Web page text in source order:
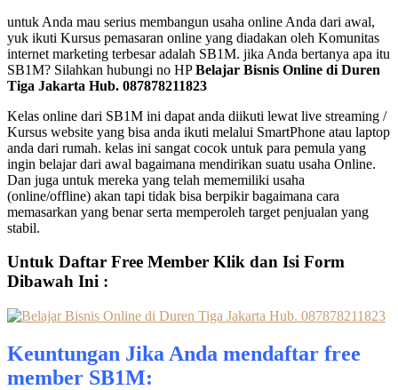
untuk Anda mau serius membangun usaha online Anda dari awal,
yuk ikuti Kursus pemasaran online yang diadakan oleh Komunitas
internet marketing terbesar adalah SB1M. jika Anda bertanya apa itu
SB1M? Silahkan hubungi no HPBelajar Bisnis Online di Duren
Tiga Jakarta Hub. 087878211823
Kelas online dari SB1M ini dapat anda diikuti lewat live streaming /
Kursus website yang bisa anda ikuti melalui SmartPhone atau laptop
anda dari rumah. kelas ini sangat cocok untuk para pemula yang
ingin belajar dari awal bagaimana mendirikan suatu usaha Online.
Dan juga untuk mereka yang telah mememiliki usaha
(online/offline) akan tapi tidak bisa berpikir bagaimana cara
memasarkan yang benar serta memperoleh target penjualan yang
stabil.
Untuk Daftar Free Member Klik dan Isi Form
Dibawah Ini :
Keuntungan Jika Anda mendaftar free
member SB1M: